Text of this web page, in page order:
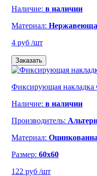
Наличие: в наличии
Материал:
4 руб /шт
Заказать
Фиксирующая
Наличие: в наличии
Производитель:
Материал:
Размер: 60x60
122 руб /шт